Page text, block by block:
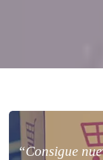
“Consigue